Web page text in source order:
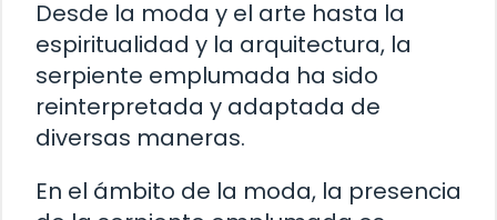
Desde la moda y el arte hasta la
espiritualidad y la arquitectura, la
serpiente emplumada ha sido
reinterpretada y adaptada de
diversas maneras.
En el ámbito de la moda, la presencia